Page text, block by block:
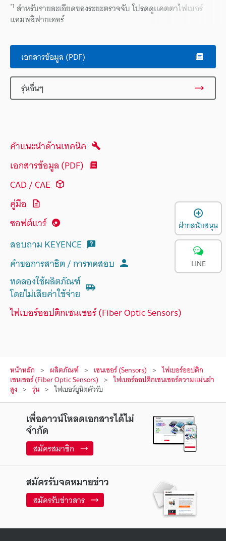
*1 สำหรับรายละเอียดของระยะตรวจจับ โปรดดูแคตตาไฟเบอร์
แอมพลิฟายเออร์
เอกสารข้อมูล (PDF)
รุ่นอื่นๆ
คำแนะนำด้านเทคนิค
เอกสารข้อมูล (PDF)
CAD / CAE
คู่มือ
ซอฟต์แวร์
สอบถาม KEYENCE
คำขอการสาธิต / การทดสอบ
ทดลองใช้ผลิตภัณฑ์
โดยไม่เสียค่าใช้จ่าย
ไฟเบอร์ออปติกเซนเซอร์ (Fiber Optic Sensors)
หน้าหลัก ผลิตภัณฑ์ เซนเซอร์ (Sensors) ไฟเบอร์ออปติก
เซนเซอร์ (Fiber Optic Sensors) ไฟเบอร์ออปติกเซนเซอร์ความแม่นยำ
สูง รุ่น ไฟเบอร์ยูนิตตัวรับ
เพื่อดาวน์โหลดเอกสารได้ไม่
จำกัด
สมัครสมาชิก
สมัครรับจดหมายข่าว
สมัครรับข่าวสาร
ฝ่ายสนับสนุน
LINE